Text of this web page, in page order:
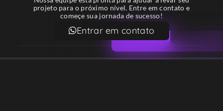
projeto para o próximo nível. Entre em contato e
começe sua jornada de sucesso!
Entrar em contato